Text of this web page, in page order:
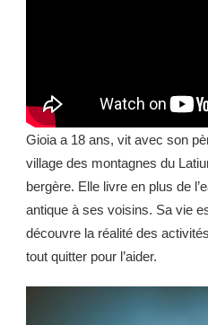
Gioia a 18 ans, vit avec son
village des montagnes du
bergère. Elle livre en plus de
antique à ses voisins. Sa vie
découvre la réalité des
tout quitter pour l’aider.